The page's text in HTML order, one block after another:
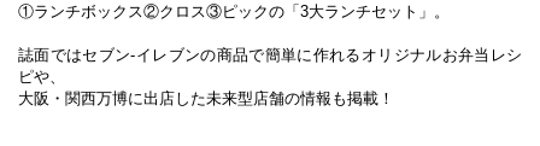
①ランチボックス②クロス③ピックの「 3大ランチセット」。
誌面ではセブン‐イレブンの商品で簡単に作れるオリジナルお弁当レシ
ピや、
大阪・関西万博に出店した未来型店舗の情報も掲載！